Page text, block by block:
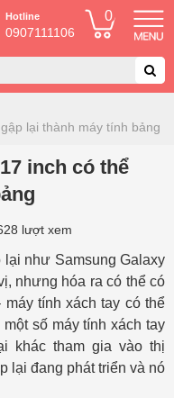
Hotline
0907111106
0
lại thành máy tính bảng
inch có thể
lượt xem
lại như Samsung Galaxy
nhưng hóa ra có thể có
tính xách tay có thể
số máy tính xách tay
khác tham gia vào thị
lại đang phát triển và nó